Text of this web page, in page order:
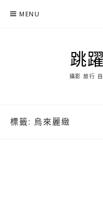
MENU
跳
攝影 旅行
標籤: 烏來麗緻